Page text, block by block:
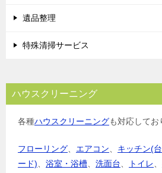
遺品整理
特殊清掃サービス
ハウスクリーニング
各種ハウスクリーニングも対応してお
フローリング、 エアコン、 キッチン(
ード)、 浴室・浴槽、 洗面台、 トイレ、